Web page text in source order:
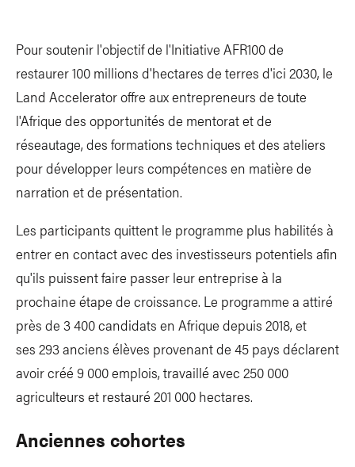
Pour soutenir l'objectif de l'Initiative AFR100 de
restaurer 100 millions d'hectares de terres d'ici 2030, le
Land Accelerator offre aux entrepreneurs de toute
l'Afrique des opportunités de mentorat et de
réseautage, des formations techniques et des ateliers
pour développer leurs compétences en matière de
narration et de présentation.
Les participants quittent le programme plus habilités à
entrer en contact avec des investisseurs potentiels afin
qu'ils puissent faire passer leur entreprise à la
prochaine étape de croissance. Le programme a attiré
près de 3 400 candidats en Afrique depuis 2018, et
ses 293 anciens élèves provenant de 45 pays déclarent
avoir créé 9 000 emplois, travaillé avec 250 000
agriculteurs et restauré 201 000 hectares.
Anciennes cohortes